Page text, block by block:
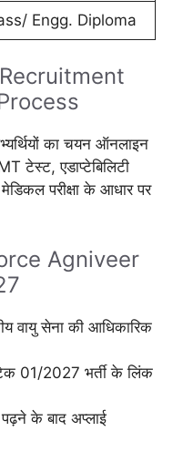
Engg. Diploma
का चयन ऑनलाइन
टेस्ट, एडाप्टेबिलिटी
परीक्षा के आधार पर
Agniveer
वायु सेना की आधिकारिक
01/2027 भर्ती के लिंक
के बाद अप्लाई